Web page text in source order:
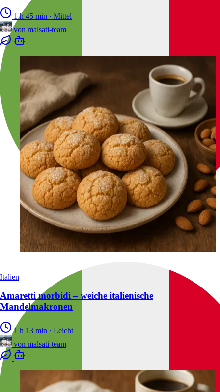
1 h 45 min · Mittel
von malsati-team
Italien
Amaretti morbidi – weiche italienische
Mandelmakronen
1 h 13 min · Leicht
von malsati-team